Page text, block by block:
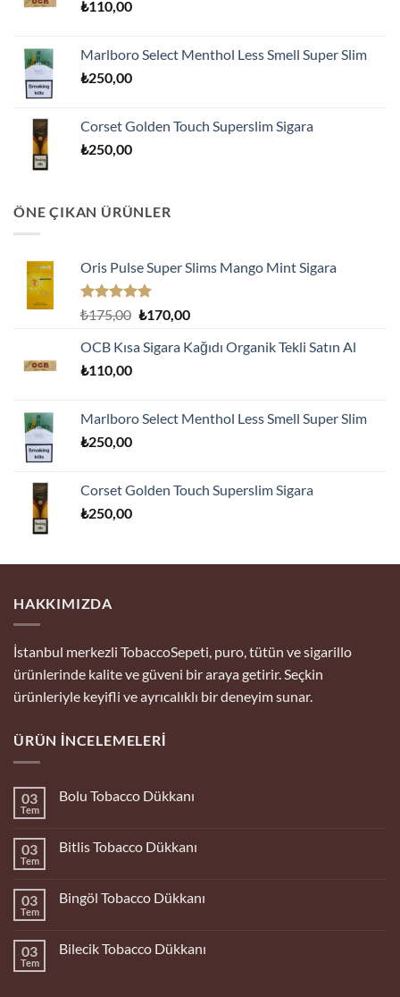
₺110,00
Marlboro Select Menthol Less Smell Super Slim
₺250,00
Corset Golden Touch Superslim Sigara
₺250,00
ÖNE ÇIKAN ÜRÜNLER
Oris Pulse Super Slims Mango Mint Sigara
5 üzerinden
oy
aldı
₺175,00 Orijinal
₺175,00.
₺170,00Şu
fiyat:
OCB Kısa Sigara Kağıdı Organik Tekli Satın Al
₺110,00
Marlboro Select Menthol Less Smell Super Slim
₺250,00
Corset Golden Touch Superslim Sigara
₺250,00
HAKKIMIZDA
İstanbul merkezli TobaccoSepeti, puro, tütün ve sigarillo
ürünlerinde kalite ve güveni bir araya getirir. Seçkin
ürünleriyle keyifli ve ayrıcalıklı bir deneyim sunar.
ÜRÜN İNCELEMELERI
03
Tem
Bolu Tobacco Dükkanı
Tobacco
03
Tem
Bitlis Tobacco Dükkanı
Tobacco
03
Tem
Bingöl Tobacco Dükkanı
Tobacco
03
Tem
Bilecik Tobacco Dükkanı